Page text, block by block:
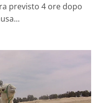
previsto 4 ore dopo